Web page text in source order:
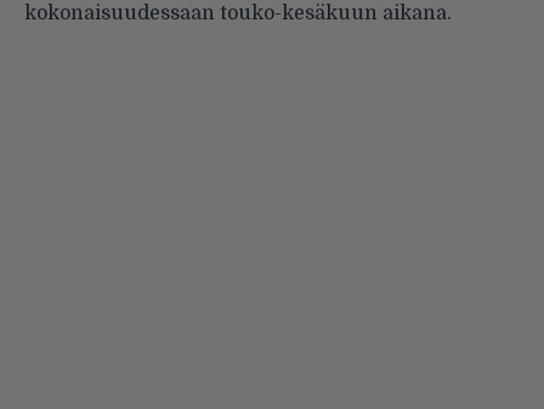
kokonaisuudessaan touko-kesäkuun aikana.